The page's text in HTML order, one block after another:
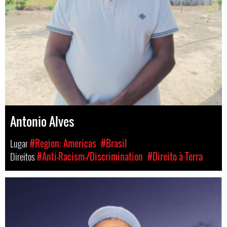
Antonio Alves
Lugar#Region: Americas #Brasil
Direitos#Anti-Racism-/Discrimination #Direito à Terra